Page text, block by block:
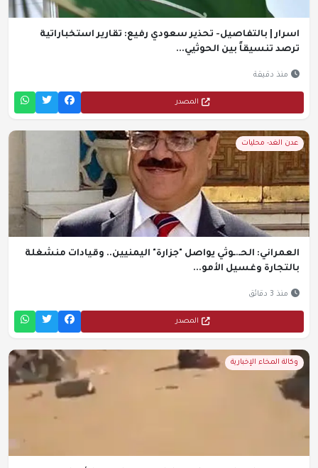
اسرار | بالتفاصيل- تحذير سعودي رفيع: تقارير استخباراتية
ترصد تنسيقاً بين الحوثيي...
منذ دقيقة
المصدر
عدن الغد- محليات
العمراني: الحـ.ـوثي يواصل "جزارة" اليمنيين.. وقيادات منشغلة
بالتجارة وغسيل الأمو...
منذ 3 دقائق
المصدر
وكالة المخاء الإخبارية